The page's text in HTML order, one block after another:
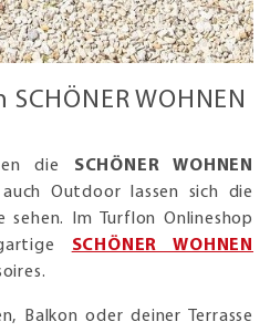
WOHNEN
die SCHÖNER WOHNEN
Outdoor lassen sich die
sehen. Im Turflon Onlineshop
SCHÖNER WOHNEN
Balkon oder deiner Terrasse